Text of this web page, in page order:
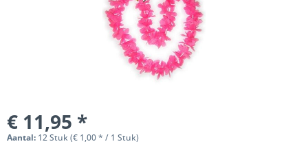
€ 11,95 *
Aantal: 12 Stuk (€ 1,00 * / 1 Stuk)